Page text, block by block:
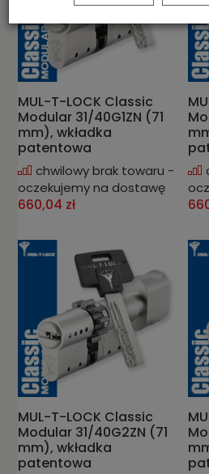
MUL-T-LOCK Classic
Modular 31/40G1ZN (71
mm), wkładka
patentowa
chwilowy brak towaru -
oczekujemy na dostawę
660,04 zł
MUL-T-LOCK Classic
Modular 31/40G2ZN (71
mm), wkładka
patentowa